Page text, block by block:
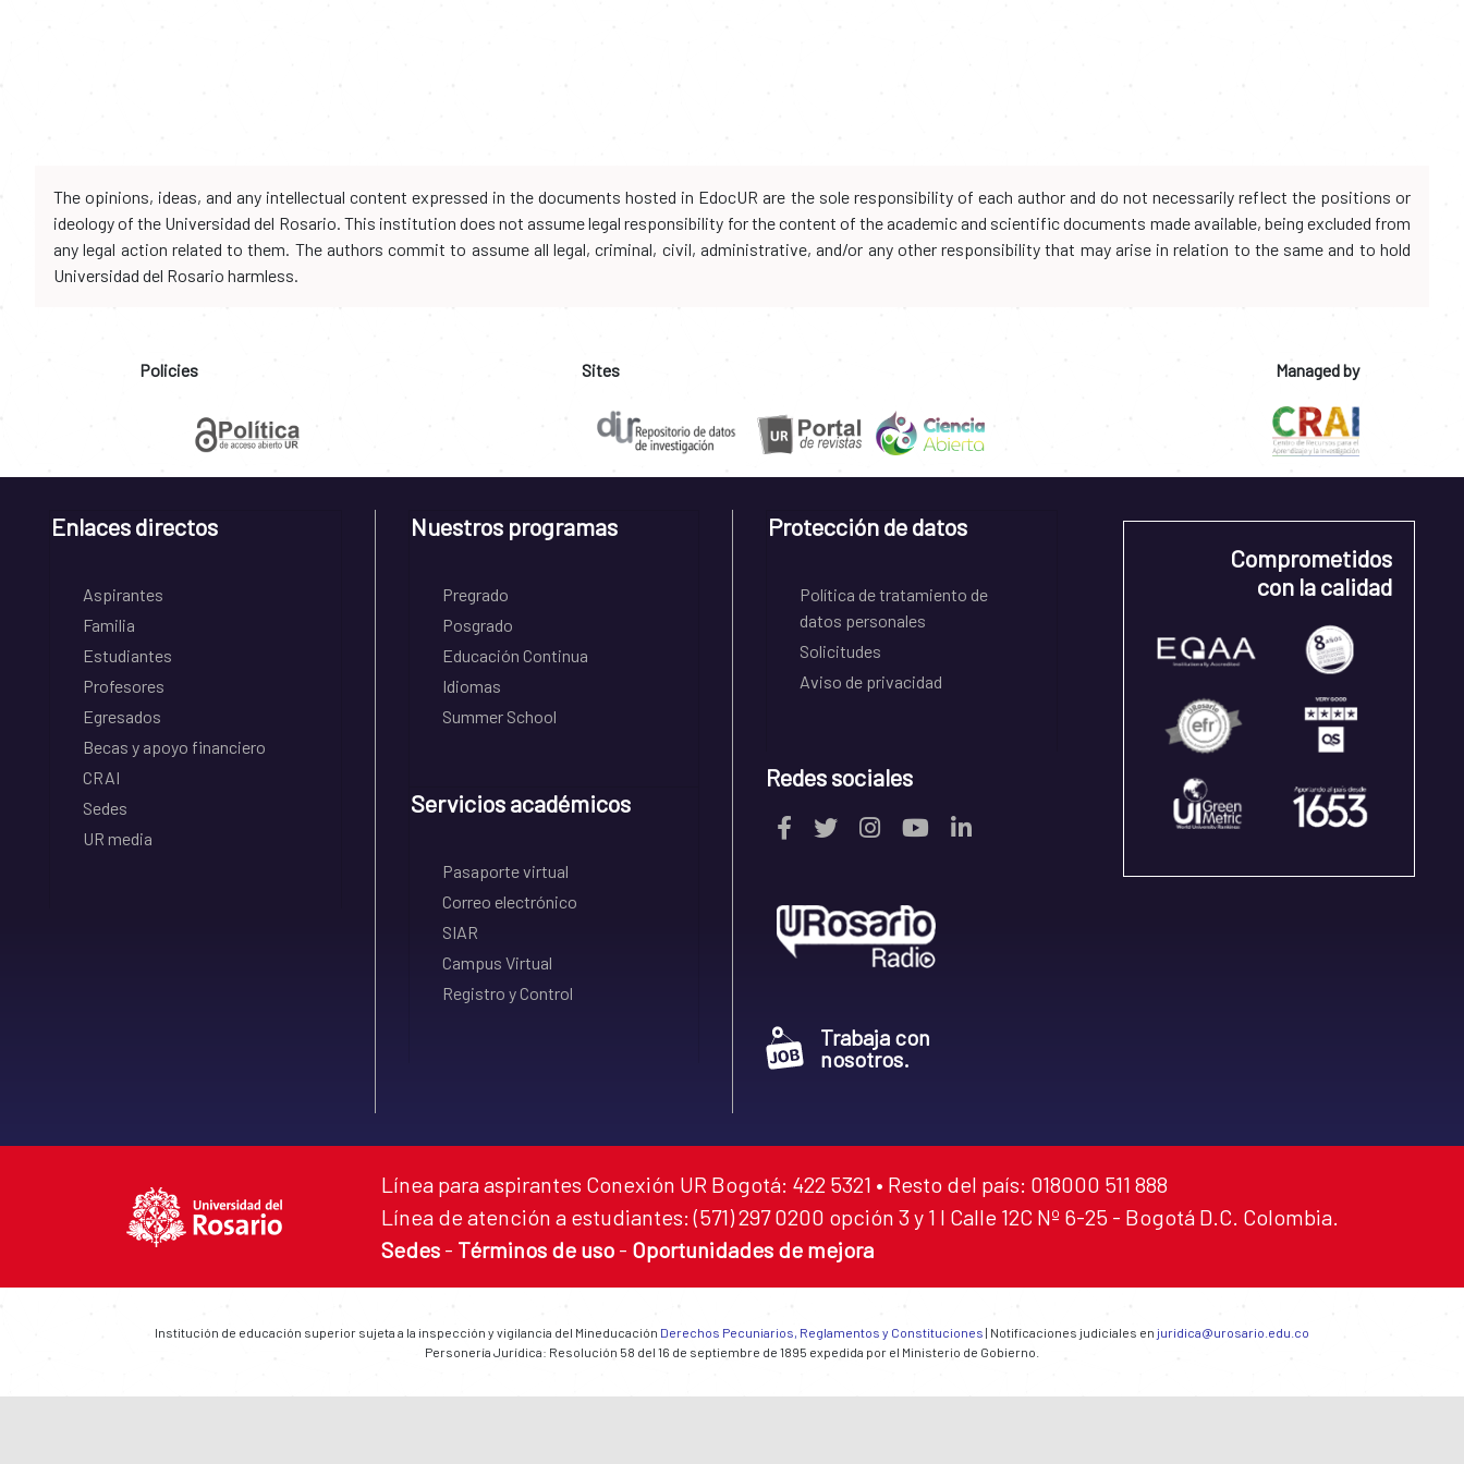
The opinions, ideas, and any intellectual content expressed in the documents hosted in EdocUR are the sole responsibility of each author and do not necessarily reflect the positions or
ideology of the Universidad del Rosario. This institution does not assume legal responsibility for the content of the academic and scientific documents made available, being excluded from
any legal action related to them. The authors commit to assume all legal, criminal, civil, administrative, and/or any other responsibility that may arise in relation to the same and to hold
Universidad del Rosario harmless.
Policies Sites Managed by
Enlaces directos
Aspirantes
Familia
Estudiantes
Profesores
Egresados
Becas y apoyo financiero
CRAI
Sedes
UR media
Nuestros programas
Pregrado
Posgrado
Educación Continua
Idiomas
Summer School
Servicios académicos
Pasaporte virtual
Correo electrónico
SIAR
Campus Virtual
Registro y Control
Protección de datos
Política de tratamiento de
datos personales
Solicitudes
Aviso de privacidad
Redes sociales
Trabaja con
nosotros.
Comprometidos
con la calidad
Línea para aspirantes Conexión UR Bogotá: 422 5321 • Resto del país: 018000 511 888
Línea de atención a estudiantes: (571) 297 0200 opción 3 y 1 I Calle 12C Nº 6-25 - Bogotá D.C. Colombia.
Sedes - Términos de uso - Oportunidades de mejora
Institución de educación superior sujeta a la inspección y vigilancia del Mineducación Derechos Pecuniarios, Reglamentos y Constituciones | Notificaciones judiciales en juridica@urosario.edu.co
Personería Jurídica: Resolución 58 del 16 de septiembre de 1895 expedida por el Ministerio de Gobierno.